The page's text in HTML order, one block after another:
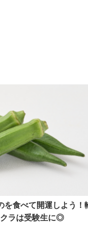
を食べて開運しよう！
ラは受験生に◎